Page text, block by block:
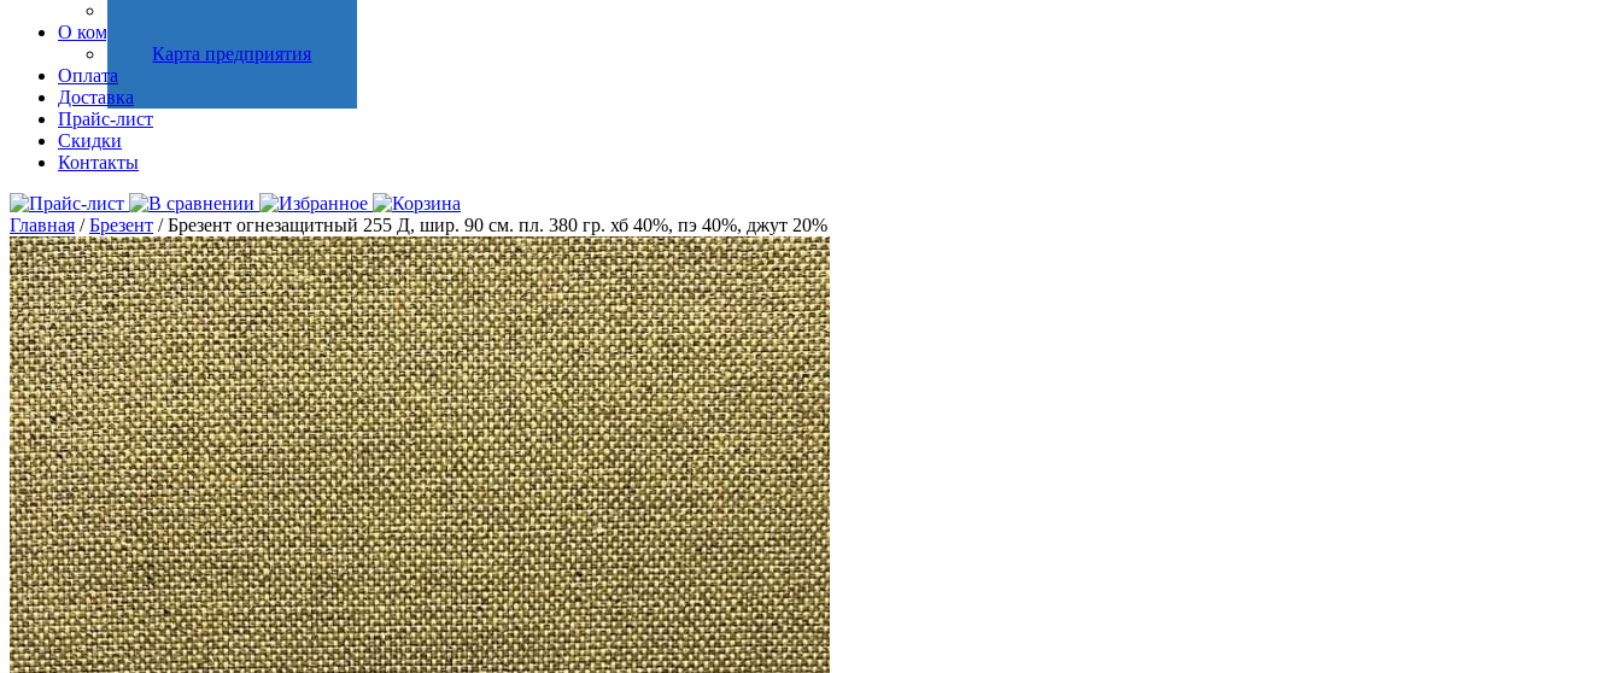
О компании
Карта предприятия
Оплата
Доставка
Прайс-лист
Скидки
Контакты
Главная /Брезент / Брезент огнезащитный 255 Д, шир. 90 см. пл. 380 гр. хб 40%, пэ 40%, джут 20%